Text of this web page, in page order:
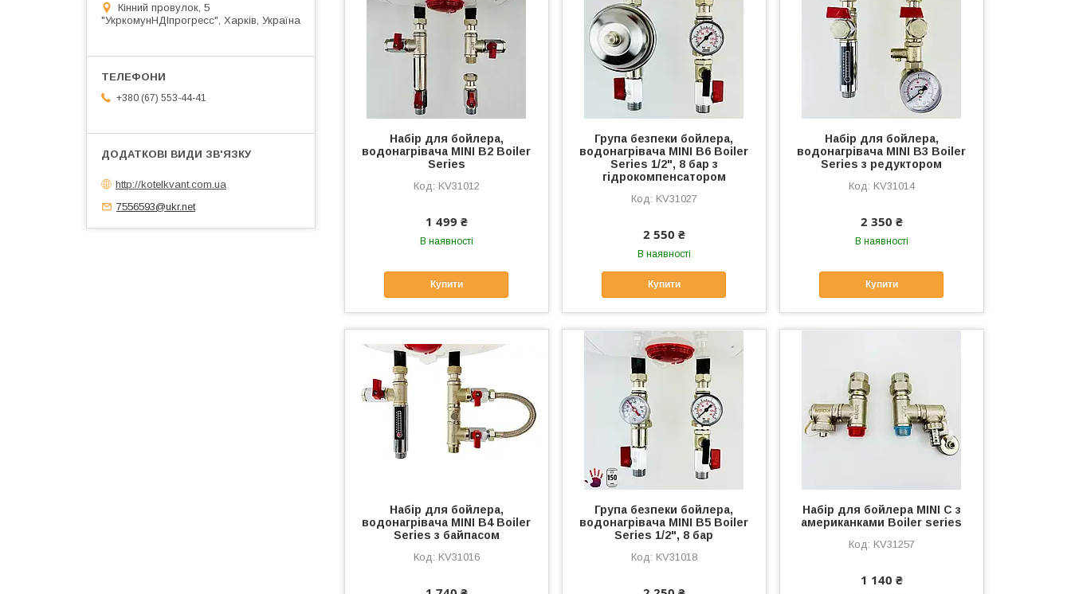
Набір для бойлера,
водонагрівача MINI B2 Boiler
Series
KV31012
1 499 ₴
В наявності
Купити
Група безпеки бойлера,
водонагрівача MINI B6 Boiler
Series 1/2", 8 бар з
гідрокомпенсатором
KV31027
2 550 ₴
В наявності
Купити
Набір для бойлера,
водонагрівача MINI B3 Boiler
Series з редуктором
KV31014
2 350 ₴
В наявності
Купити
Набір для бойлера,
водонагрівача MINI B4 Boiler
Series з байпасом
KV31016
Група безпеки бойлера,
водонагрівача MINI B5 Boiler
Series 1/2", 8 бар
KV31018
Набір для бойлера MINI C з
американками Boiler series
KV31257
1 140 ₴
Кінний провулок, 5
"УкркомунНДІпрогресс", Харків, Україна
+380 (67) 553-44-41
http://kotelkvant.com.ua
7556593@ukr.net